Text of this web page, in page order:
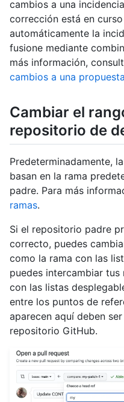
cambios a una
corrección está en
automáticamente la
fusione mediante
más información,
cambios a una propuesta
Cambiar el
repositorio de
Predeterminadamente,
basan en la rama
padre. Para más
ramas.
Si el repositorio padre
correcto, puedes
como la rama con las
puedes intercambiar tus
con las listas
entre los puntos de
aparecen aquí deben
repositorio GitHub.